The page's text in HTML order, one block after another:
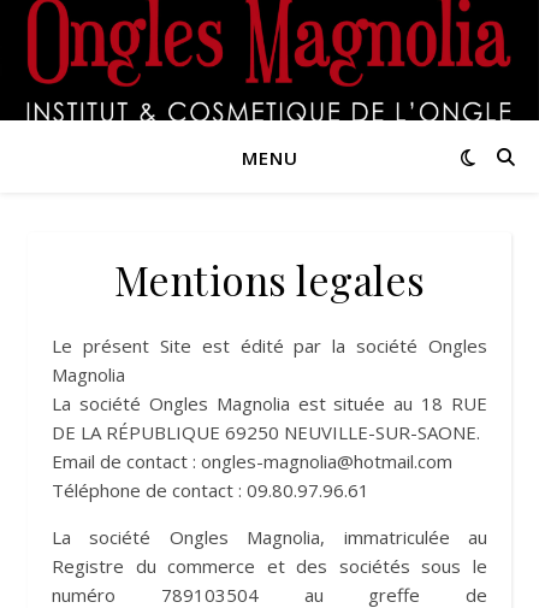
MENU
Mentions legales
Le présent Site est édité par la société Ongles
Magnolia
La société Ongles Magnolia est située au 18 RUE
DE LA RÉPUBLIQUE 69250 NEUVILLE-SUR-SAONE.
Email de contact : ongles-magnolia@hotmail.com
Téléphone de contact : 09.80.97.96.61
La société Ongles Magnolia, immatriculée au
Registre du commerce et des sociétés sous le
numéro 789103504 au greffe de